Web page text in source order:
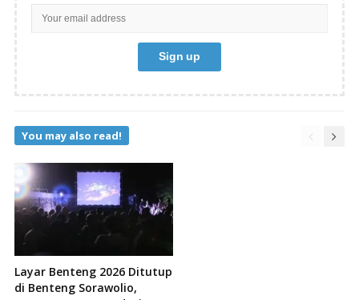
You may also read!
Layar Benteng 2026 Ditutup
di Benteng Sorawolio,